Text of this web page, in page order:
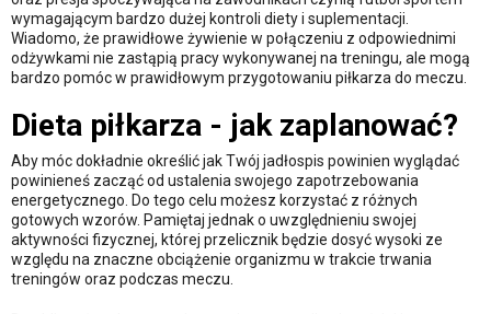
wymagającym bardzo dużej kontroli diety i suplementacji.
Wiadomo, że prawidłowe żywienie w połączeniu z odpowiednimi
odżywkami nie zastąpią pracy wykonywanej na treningu, ale mogą
bardzo pomóc w prawidłowym przygotowaniu piłkarza do meczu.
Dieta piłkarza - jak zaplanować?
Aby móc dokładnie określić jak Twój jadłospis powinien wyglądać
powinieneś zacząć od ustalenia swojego zapotrzebowania
energetycznego. Do tego celu możesz korzystać z różnych
gotowych wzorów. Pamiętaj jednak o uwzględnieniu swojej
aktywności fizycznej, której przelicznik będzie dosyć wysoki ze
względu na znaczne obciążenie organizmu w trakcie trwania
treningów oraz podczas meczu.